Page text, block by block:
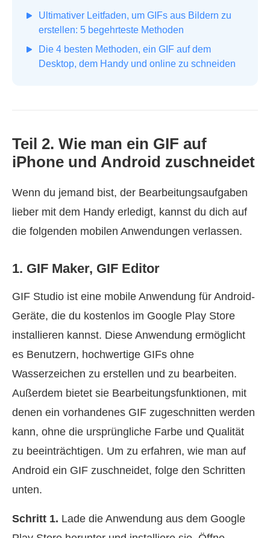
Ultimativer Leitfaden, um GIFs aus Bildern zu
erstellen: 5 begehrteste Methoden
Die 4 besten Methoden, ein GIF auf dem
Desktop, dem Handy und online zu schneiden
Teil 2. Wie man ein GIF auf
iPhone und Android zuschneidet
Wenn du jemand bist, der Bearbeitungsaufgaben
lieber mit dem Handy erledigt, kannst du dich auf
die folgenden mobilen Anwendungen verlassen.
1. GIF Maker, GIF Editor
GIF Studio ist eine mobile Anwendung für Android-
Geräte, die du kostenlos im Google Play Store
installieren kannst. Diese Anwendung ermöglicht
es Benutzern, hochwertige GIFs ohne
Wasserzeichen zu erstellen und zu bearbeiten.
Außerdem bietet sie Bearbeitungsfunktionen, mit
denen ein vorhandenes GIF zugeschnitten werden
kann, ohne die ursprüngliche Farbe und Qualität
zu beeinträchtigen. Um zu erfahren, wie man auf
Android ein GIF zuschneidet, folge den Schritten
unten.
Schritt 1. Lade die Anwendung aus dem Google